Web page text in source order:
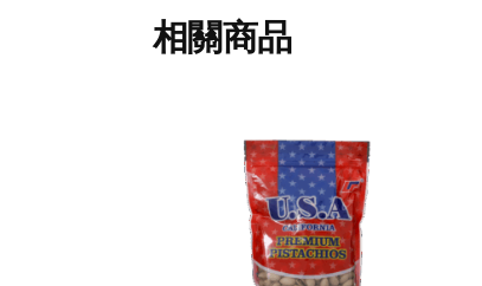
相關商品